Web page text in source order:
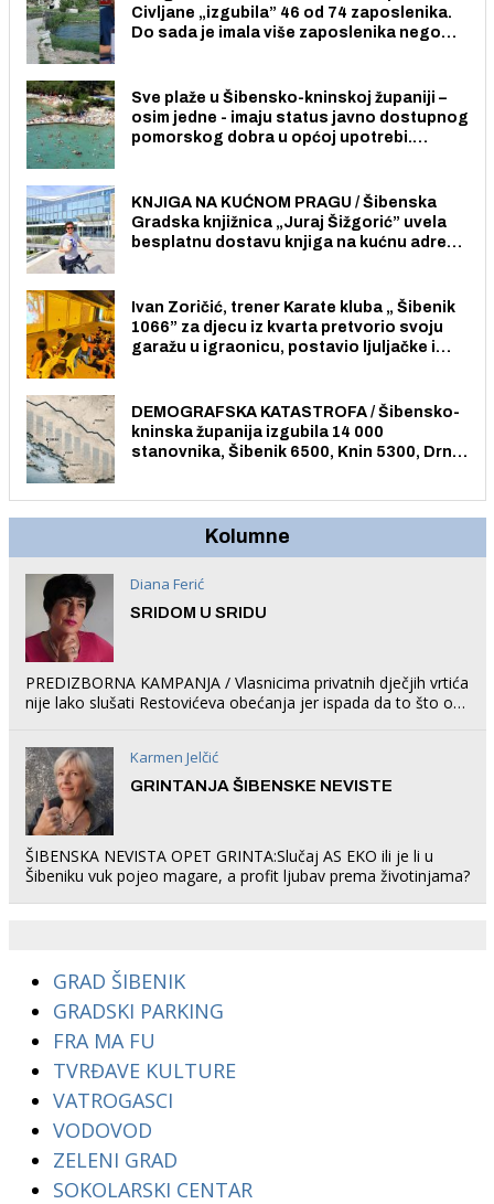
Civljane „izgubila” 46 od 74 zaposlenika.
Do sada je imala više zaposlenika nego
Sve plaže u Šibensko-kninskoj županiji –
osim jedne - imaju status javno dostupnog
pomorskog dobra u općoj upotrebi.
KNJIGA NA KUĆNOM PRAGU / Šibenska
Gradska knjižnica „Juraj Šižgorić” uvela
besplatnu dostavu knjiga na kućnu adresu
Ivan Zoričić, trener Karate kluba „ Šibenik
1066” za djecu iz kvarta pretvorio svoju
garažu u igraonicu, postavio ljuljačke i
DEMOGRAFSKA KATASTROFA / Šibensko-
kninska županija izgubila 14 000
stanovnika, Šibenik 6500, Knin 5300, Drniš
Kolumne
Diana Ferić
SRIDOM U SRIDU
PREDIZBORNA KAMPANJA / Vlasnicima privatnih dječjih vrtića
nije lako slušati Restovićeva obećanja jer ispada da to što oni
Karmen Jelčić
GRINTANJA ŠIBENSKE NEVISTE
ŠIBENSKA NEVISTA OPET GRINTA:Slučaj AS EKO ili je li u
Šibeniku vuk pojeo magare, a profit ljubav prema životinjama?
GRAD ŠIBENIK
GRADSKI PARKING
FRA MA FU
TVRĐAVE KULTURE
VATROGASCI
VODOVOD
ZELENI GRAD
SOKOLARSKI CENTAR